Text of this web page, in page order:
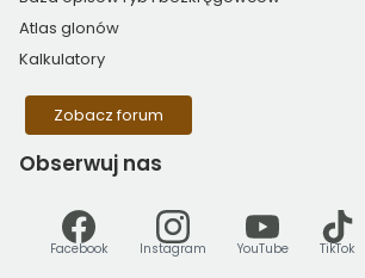
Atlas glonów
Kalkulatory
Zobacz forum
Obserwuj nas
Facebook Instagram YouTube TikTok